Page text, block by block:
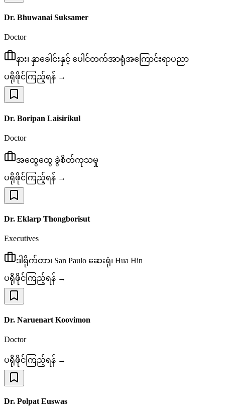
Dr. Bhuwanai Suksamer
Doctor
နား၊ နှာခေါင်းနှင့် ပေါင်တက်အာရုံအကြောင်းရာပညာ
ပရိုဖိုင်ကြည့်ရန် →
Dr. Boripan Laisirikul
Doctor
အထွေထွေ ခွဲစိတ်ကုသမှု
ပရိုဖိုင်ကြည့်ရန် →
Dr. Eklarp Thongborisut
Executives
ဒါရိုက်တာ၊ San Paulo ဆေးရုံ၊ Hua Hin
ပရိုဖိုင်ကြည့်ရန် →
Dr. Naruenart Koovimon
Doctor
ပရိုဖိုင်ကြည့်ရန် →
Dr. Polpat Euswas